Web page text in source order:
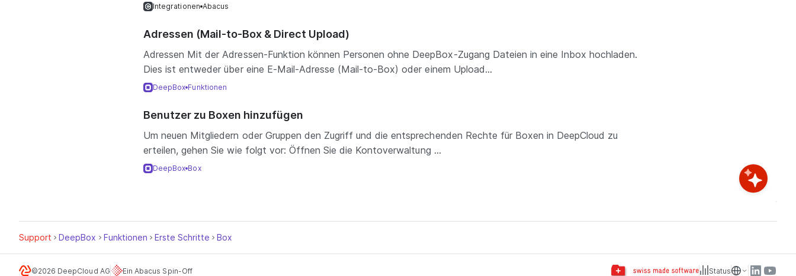
Integrationen Abacus
Adressen (Mail-to-Box & Direct Upload)
Adressen Mit der Adressen-Funktion können Personen ohne DeepBox-Zugang Dateien in eine Inbox hochladen.
Dies ist entweder über eine E-Mail-Adresse (Mail-to-Box) oder einem Upload...
DeepBox Funktionen
Benutzer zu Boxen hinzufügen
Um neuen Mitgliedern oder Gruppen den Zugriff und die entsprechenden Rechte für Boxen in DeepCloud zu
erteilen, gehen Sie wie folgt vor: Öffnen Sie die Kontoverwaltung ...
DeepBox Box
Support DeepBox Funktionen Erste Schritte Box
©2026 DeepCloud AG Ein Abacus Spin-Off Status